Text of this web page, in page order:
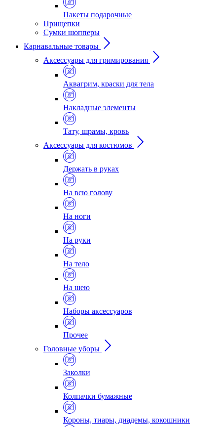
Пакеты подарочные
Прищепки
Сумки шопперы
Карнавальные товары
Аксессуары для гримирования
Аквагрим, краски для тела
Накладные элементы
Тату, шрамы, кровь
Аксессуары для костюмов
Держать в руках
На всю голову
На ноги
На руки
На тело
На шею
Наборы аксессуаров
Прочее
Головные уборы
Заколки
Колпачки бумажные
Короны, тиары, диадемы, кокошники